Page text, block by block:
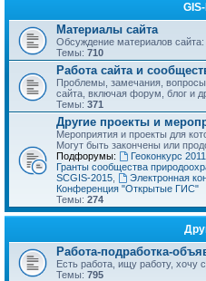
Материалы сайта
Обсуждение материалов
Темы: 710
Работа сайта и
Проблемы, замечания,
сайта, включая форум, блог и
Темы: 371
Другие проекты и
Мероприятия и проекты для
Могут быть закончены или
Подфорумы:
Геоконкурс 2011
Гранты сообщества
SCGIS-2015
Электронная
Конференция "Открытые ГИС"
Темы: 274
Работа-подработка-
Есть работа, ищу работу, хочу
Темы: 795